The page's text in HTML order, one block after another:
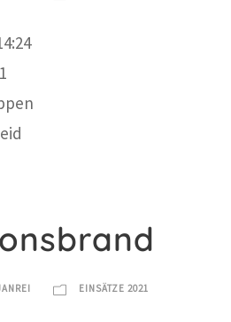
EINSÄTZE 2021